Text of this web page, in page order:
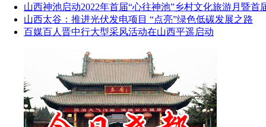
山西神池启动2022年首届“心往神池”乡村文化旅游月暨首
山西太谷：推进光伏发电项目 “点亮”绿色低碳发展之路
百媒百人晋中行大型采风活动在山西平遥启动